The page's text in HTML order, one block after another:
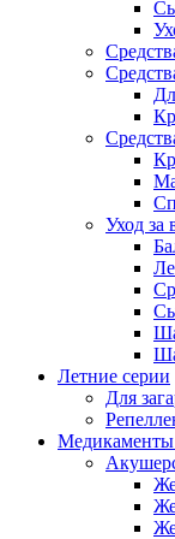
Уход за
Летние серии
Для